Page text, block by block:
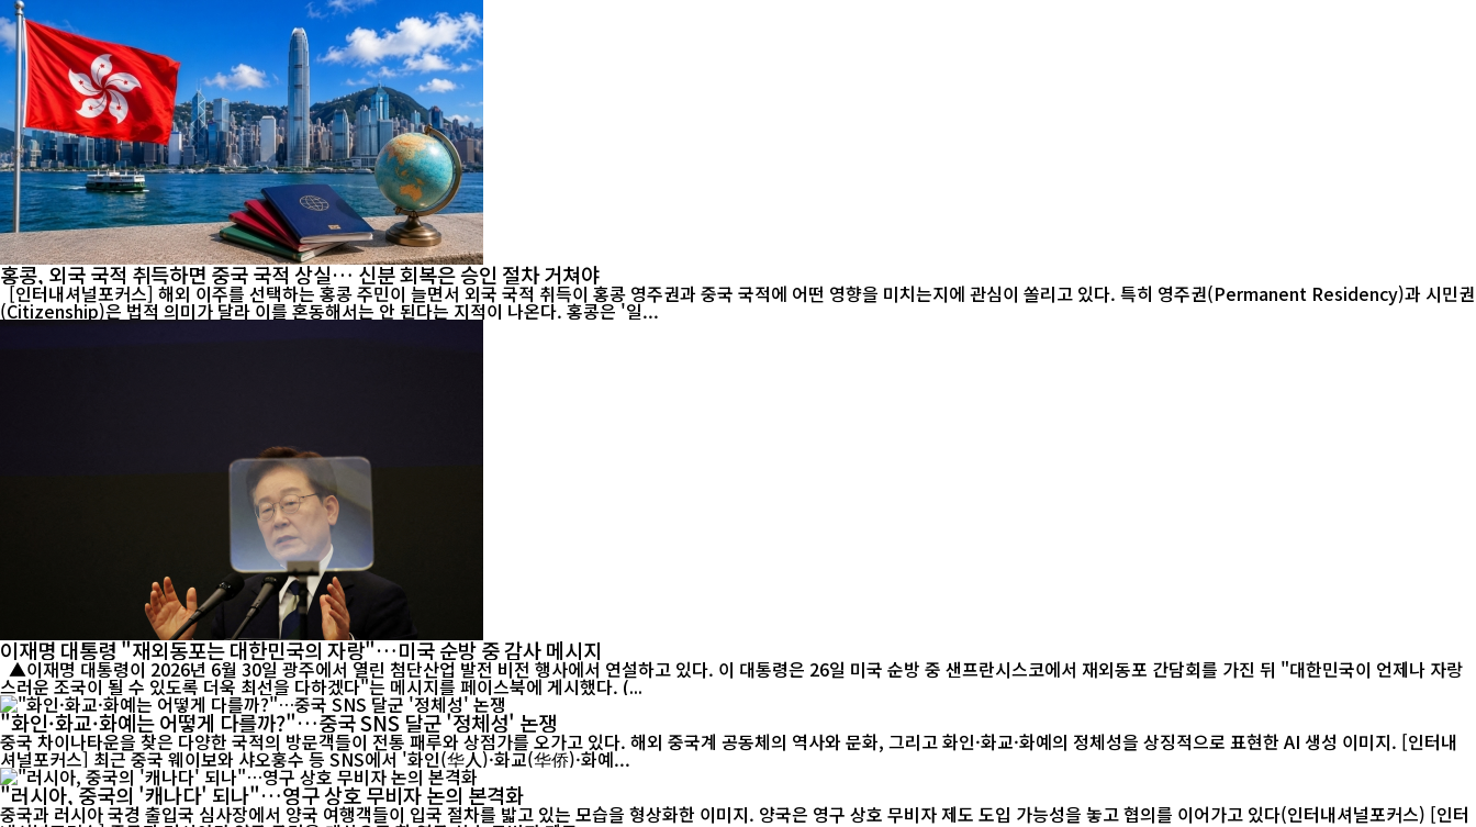
홍콩, 외국 국적 취득하면 중국 국적 상실… 신분 회복은 승인 절차 거쳐야
[인터내셔널포커스] 해외 이주를 선택하는 홍콩 주민이 늘면서 외국 국적 취득이 홍콩 영주권과 중국 국적에 어떤 영향을 미치는지에 관심이 쏠리고 있다. 특히 영주권(Permanent Residency)과 시민권
(Citizenship)은 법적 의미가 달라 이를 혼동해서는 안 된다는 지적이 나온다. 홍콩은 '일...
이재명 대통령 "재외동포는 대한민국의 자랑"…미국 순방 중 감사 메시지
스러운 조국이 될 수 있도록 더욱 최선을 다하겠다"는 메시지를 페이스북에 게시했다. (...
"화인·화교·화예는 어떻게 다를까?"…중국 SNS 달군 '정체성' 논쟁
중국 차이나타운을 찾은 다양한 국적의 방문객들이 전통 패루와 상점가를 오가고 있다. 해외 중국계 공동체의 역사와 문화, 그리고 화인·화교·화예의 정체성을 상징적으로 표현한 AI 생성 이미지. [인터내
셔널포커스] 최근 중국 웨이보와 샤오훙수 등 SNS에서 '화인(华人)·화교(华侨)·화예...
"러시아, 중국의 '캐나다' 되나"…영구 상호 무비자 논의 본격화
중국과 러시아 국경 출입국 심사장에서 양국 여행객들이 입국 절차를 밟고 있는 모습을 형상화한 이미지. 양국은 영구 상호 무비자 제도 도입 가능성을 놓고 협의를 이어가고 있다(인터내셔널포커스) [인터